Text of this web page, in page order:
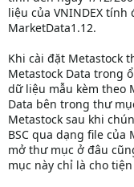
liệu của VNINDEX
MarketData1.12.
Khi cài đặt Metastock
Metastock Data trong
dữ liệu mẫu kèm theo
Data bên trong thư
Metastock sau khi
BSC qua dạng file
mở thư mục ở đâu
mục này chỉ là cho